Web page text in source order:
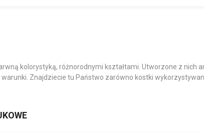
kolorystyką, różnorodnymi kształtami. Utworzone z
Znajdziecie tu Państwo zarówno kostki